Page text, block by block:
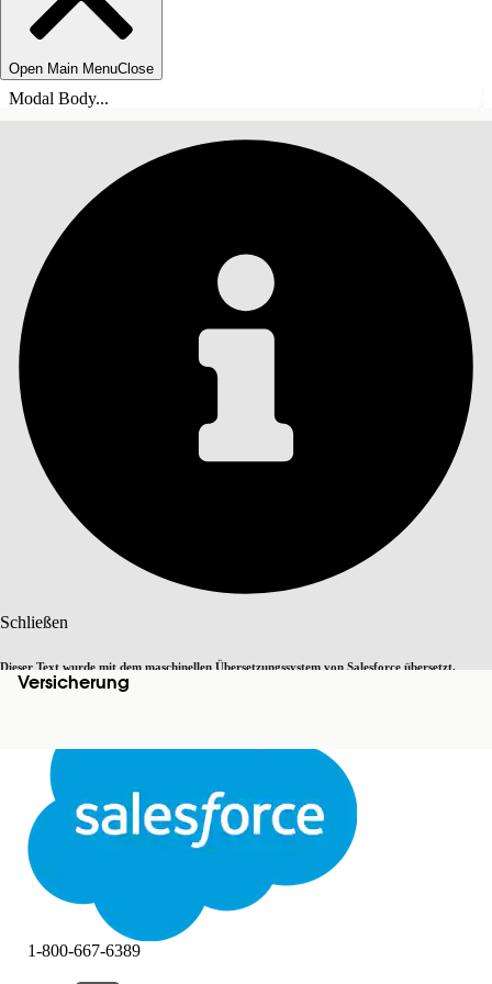
Open Main MenuClose
Modal Body...
Schließen
Dieser Text wurde mit dem maschinellen Übersetzungssystem von Salesforce übersetzt.
Weitere Details finden Sie
Schließen
Versicherung
INHALT
1-800-667-6389